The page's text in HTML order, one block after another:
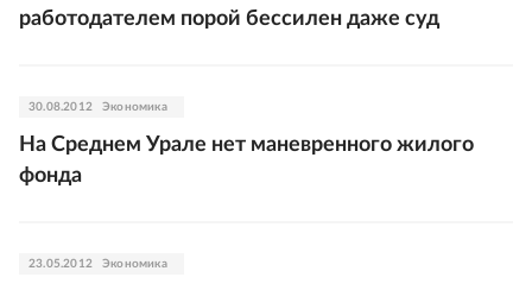
работодателем порой бессилен даже суд
30.08.2012 Экономика
На Среднем Урале нет маневренного жилого
фонда
23.05.2012 Экономика